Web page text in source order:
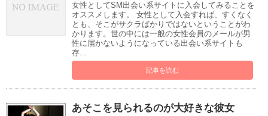
女性としてSM出会い系サイトに入会してみることを
オススメします。 女性として入会すれば、すくなく
とも、そこがサクラばかりではないということがわ
かります。世の中には一般の女性会員のメールが男
性に届かないようになっている出会い系サイトも
存...
記事を読む
あそこを見られるのが大好きな彼女